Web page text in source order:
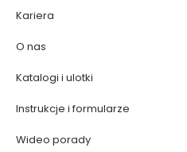
Kariera
O nas
Katalogi i ulotki
Instrukcje i formularze
Wideo porady